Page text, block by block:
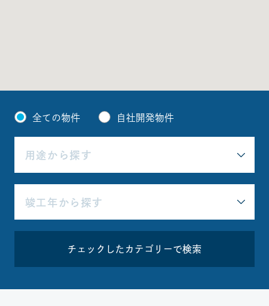
全ての物件 自社開発物件
チェックしたカテゴリーで検索